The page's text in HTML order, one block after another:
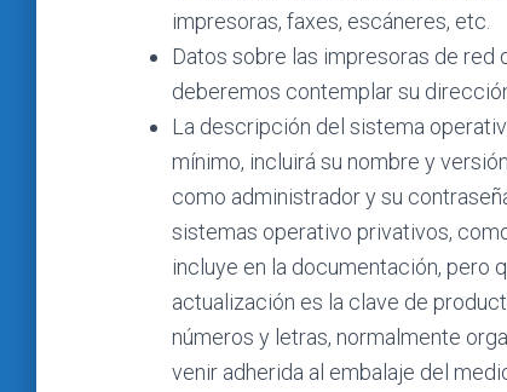
impresoras, faxes, escáneres, etc.
Datos sobre las impresoras de red
deberemos contemplar su
La descripción del sistema
mínimo, incluirá su nombre y
como administrador y su
sistemas operativo privativos,
incluye en la documentación, pero
actualización es la clave de
números y letras, normalmente
venir adherida al embalaje del